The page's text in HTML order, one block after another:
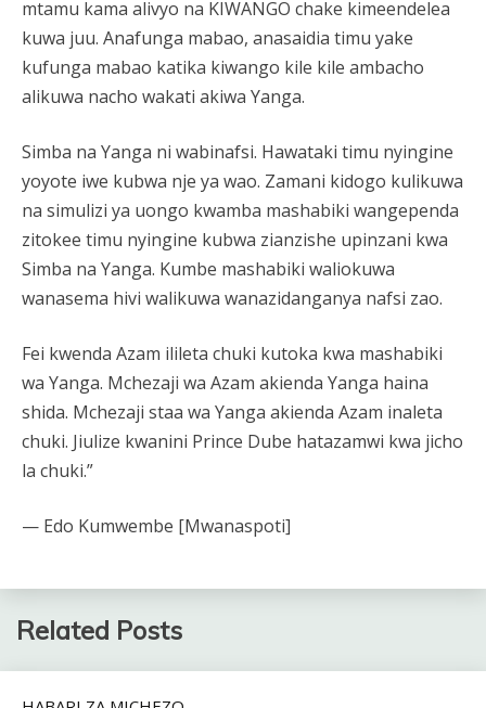
mtamu kama alivyo na KIWANGO chake kimeendelea
kuwa juu. Anafunga mabao, anasaidia timu yake
kufunga mabao katika kiwango kile kile ambacho
alikuwa nacho wakati akiwa Yanga.
Simba na Yanga ni wabinafsi. Hawataki timu nyingine
yoyote iwe kubwa nje ya wao. Zamani kidogo kulikuwa
na simulizi ya uongo kwamba mashabiki wangependa
zitokee timu nyingine kubwa zianzishe upinzani kwa
Simba na Yanga. Kumbe mashabiki waliokuwa
wanasema hivi walikuwa wanazidanganya nafsi zao.
Fei kwenda Azam ilileta chuki kutoka kwa mashabiki
wa Yanga. Mchezaji wa Azam akienda Yanga haina
shida. Mchezaji staa wa Yanga akienda Azam inaleta
chuki. Jiulize kwanini Prince Dube hatazamwi kwa jicho
la chuki.”
— Edo Kumwembe [Mwanaspoti]
Related Posts